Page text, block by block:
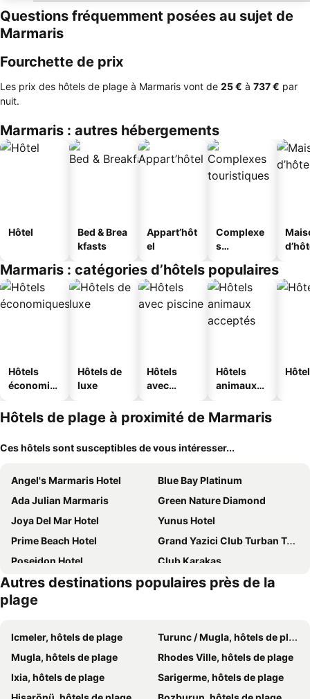
Questions fréquemment posées au sujet de
Marmaris
Fourchette de prix
Les prix des hôtels de plage à Marmaris vont de ‎25 € à ‎737 € par
nuit.
Marmaris : autres hébergements
Hôtel
Bed & Brea
kfasts
Appart’hôt
el
Complexe
s
s
Marmaris : catégories d’hôtels populaires
Hôtels
économiq
Hôtels de
luxe
Hôtels
avec
Hôtels
animaux
Hôtels de plage à proximité de Marmaris
Ces hôtels sont susceptibles de vous intéresser...
Angel's Marmaris Hotel
Blue Bay Platinum
Ada Julian Marmaris
Green Nature Diamond
Joya Del Mar Hotel
Yunus Hotel
Prime Beach Hotel
Grand Yazici Club Turban Termal
Poseidon Hotel
Club Karakas
Alados Otel
Marmaris Alkan Hotel
Cettia Beach Resort
Elegance Hotels International
The Beachfront Hotel Adult Only 16 Plus
Grand Pasa Hotel
Hotel Unver
Hotel London Blue
Faros Premium Beach
Autres destinations populaires près de la
plage
Icmeler, hôtels de plage
Turunc / Mugla, hôtels de plage
Mugla, hôtels de plage
Rhodes Ville, hôtels de plage
Ixia, hôtels de plage
Sarigerme, hôtels de plage